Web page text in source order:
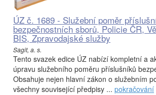
ÚZ č. 1689 - Služební poměr
bezpečnostních sborů, Policie ČR,
BIS, Zpravodajské služby
Sagit, a. s.
Tento svazek edice ÚZ nabízí kompletní a
úpravu služebního poměru příslušníků
Obsahuje nejen hlavní zákon o služebním
všechny související předpisy ... pokračování